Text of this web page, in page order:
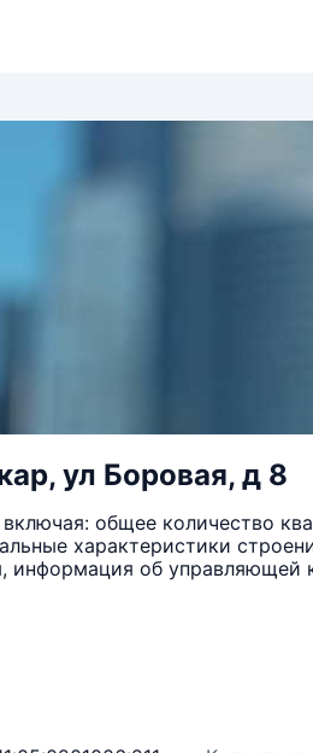
ул Боровая, д 8
общее количество
характеристики
информация об управляющей